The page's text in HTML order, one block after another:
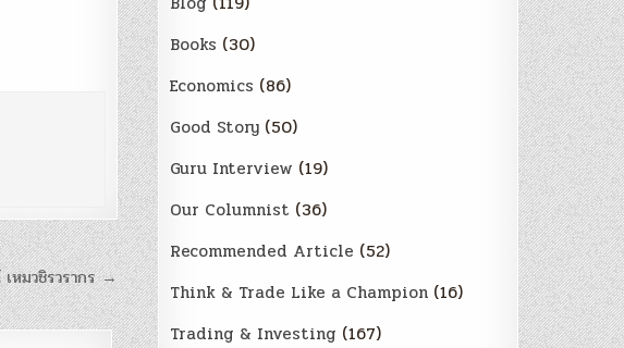
หมวชิรวรากร →
Books (30)
Economics (86)
Good Story (50)
Guru Interview (19)
Our Columnist (36)
Recommended Article (52)
Think & Trade Like a Champion (16)
Trading & Investing (167)